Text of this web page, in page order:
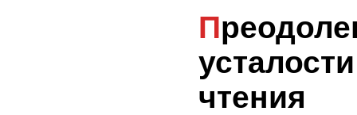
Преодоление скуки и
чтения